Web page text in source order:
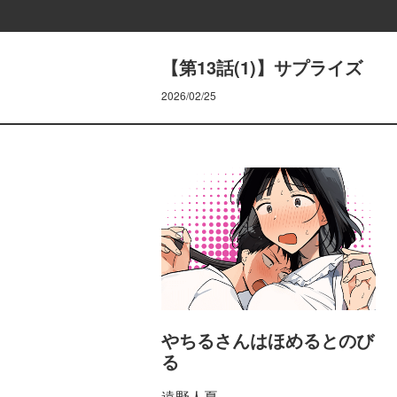
【第13話(1)】サプライズ
2026/02/25
やちるさんはほめるとのび
る